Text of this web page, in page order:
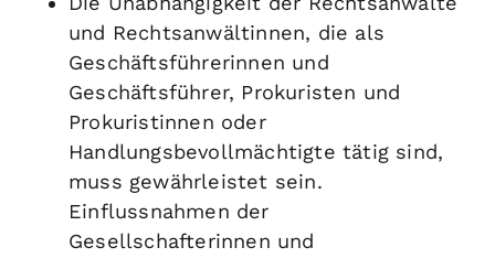
und Rechtsanwältinnen, die als
Geschäftsführerinnen und
Geschäftsführer, Prokuristen und
Prokuristinnen oder
Handlungsbevollmächtigte tätig sind,
muss gewährleistet sein.
Einflussnahmen der
Gesellschafterinnen und